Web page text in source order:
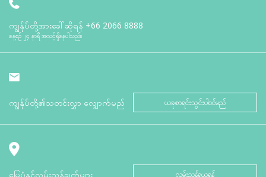
ကျွန်ုပ်တို့အားခေါ်ဆိုရန် +66 2066 8888
နေ့စဉ် ၂၄ နာရီ အသင့်ရှိနေပါသည်။
ကျွန်ုပ်တို့၏သတင်းလွှာ လျှောက်မည် ယခုစာရင်းသွင်းပါဝင်မည်
မြေပုံနှင့်လမ်းညွှန်ချက်များ လမ်းညွှန်ရယူရန်